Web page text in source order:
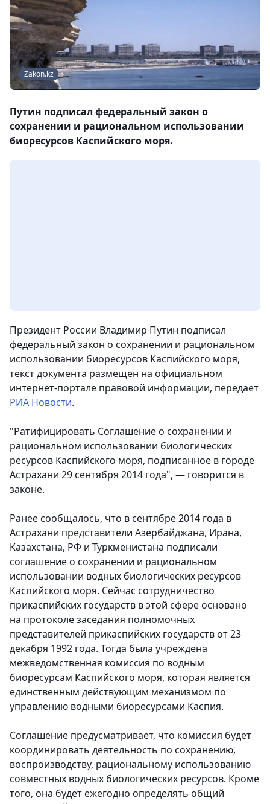
Zakon.kz
Путин подписал федеральный закон о
сохранении и рациональном использовании
биоресурсов Каспийского моря.
Президент России Владимир Путин подписал
федеральный закон о сохранении и рациональном
использовании биоресурсов Каспийского моря,
текст документа размещен на официальном
интернет-портале правовой информации, передает
РИА Новости.
"Ратифицировать Соглашение о сохранении и
рациональном использовании биологических
ресурсов Каспийского моря, подписанное в городе
Астрахани 29 сентября 2014 года", — говорится в
законе.
Ранее сообщалось, что в сентябре 2014 года в
Астрахани представители Азербайджана, Ирана,
Казахстана, РФ и Туркменистана подписали
соглашение о сохранении и рациональном
использовании водных биологических ресурсов
Каспийского моря. Сейчас сотрудничество
прикаспийских государств в этой сфере основано
на протоколе заседания полномочных
представителей прикаспийских государств от 23
декабря 1992 года. Тогда была учреждена
межведомственная комиссия по водным
биоресурсам Каспийского моря, которая является
единственным действующим механизмом по
управлению водными биоресурсами Каспия.
Соглашение предусматривает, что комиссия будет
координировать деятельность по сохранению,
воспроизводству, рациональному использованию
совместных водных биологических ресурсов. Кроме
того, она будет ежегодно определять общий